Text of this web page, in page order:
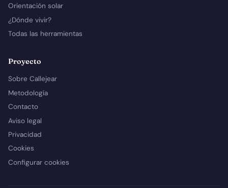
Orientación solar
¿Dónde vivir?
Todas las herramientas
Proyecto
Sobre Callejear
Metodología
Contacto
Aviso legal
Privacidad
Cookies
Configurar cookies